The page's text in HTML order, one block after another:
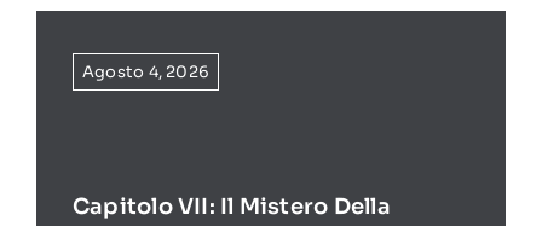
Agosto 4, 2026
Capitolo VII: Il Mistero Della